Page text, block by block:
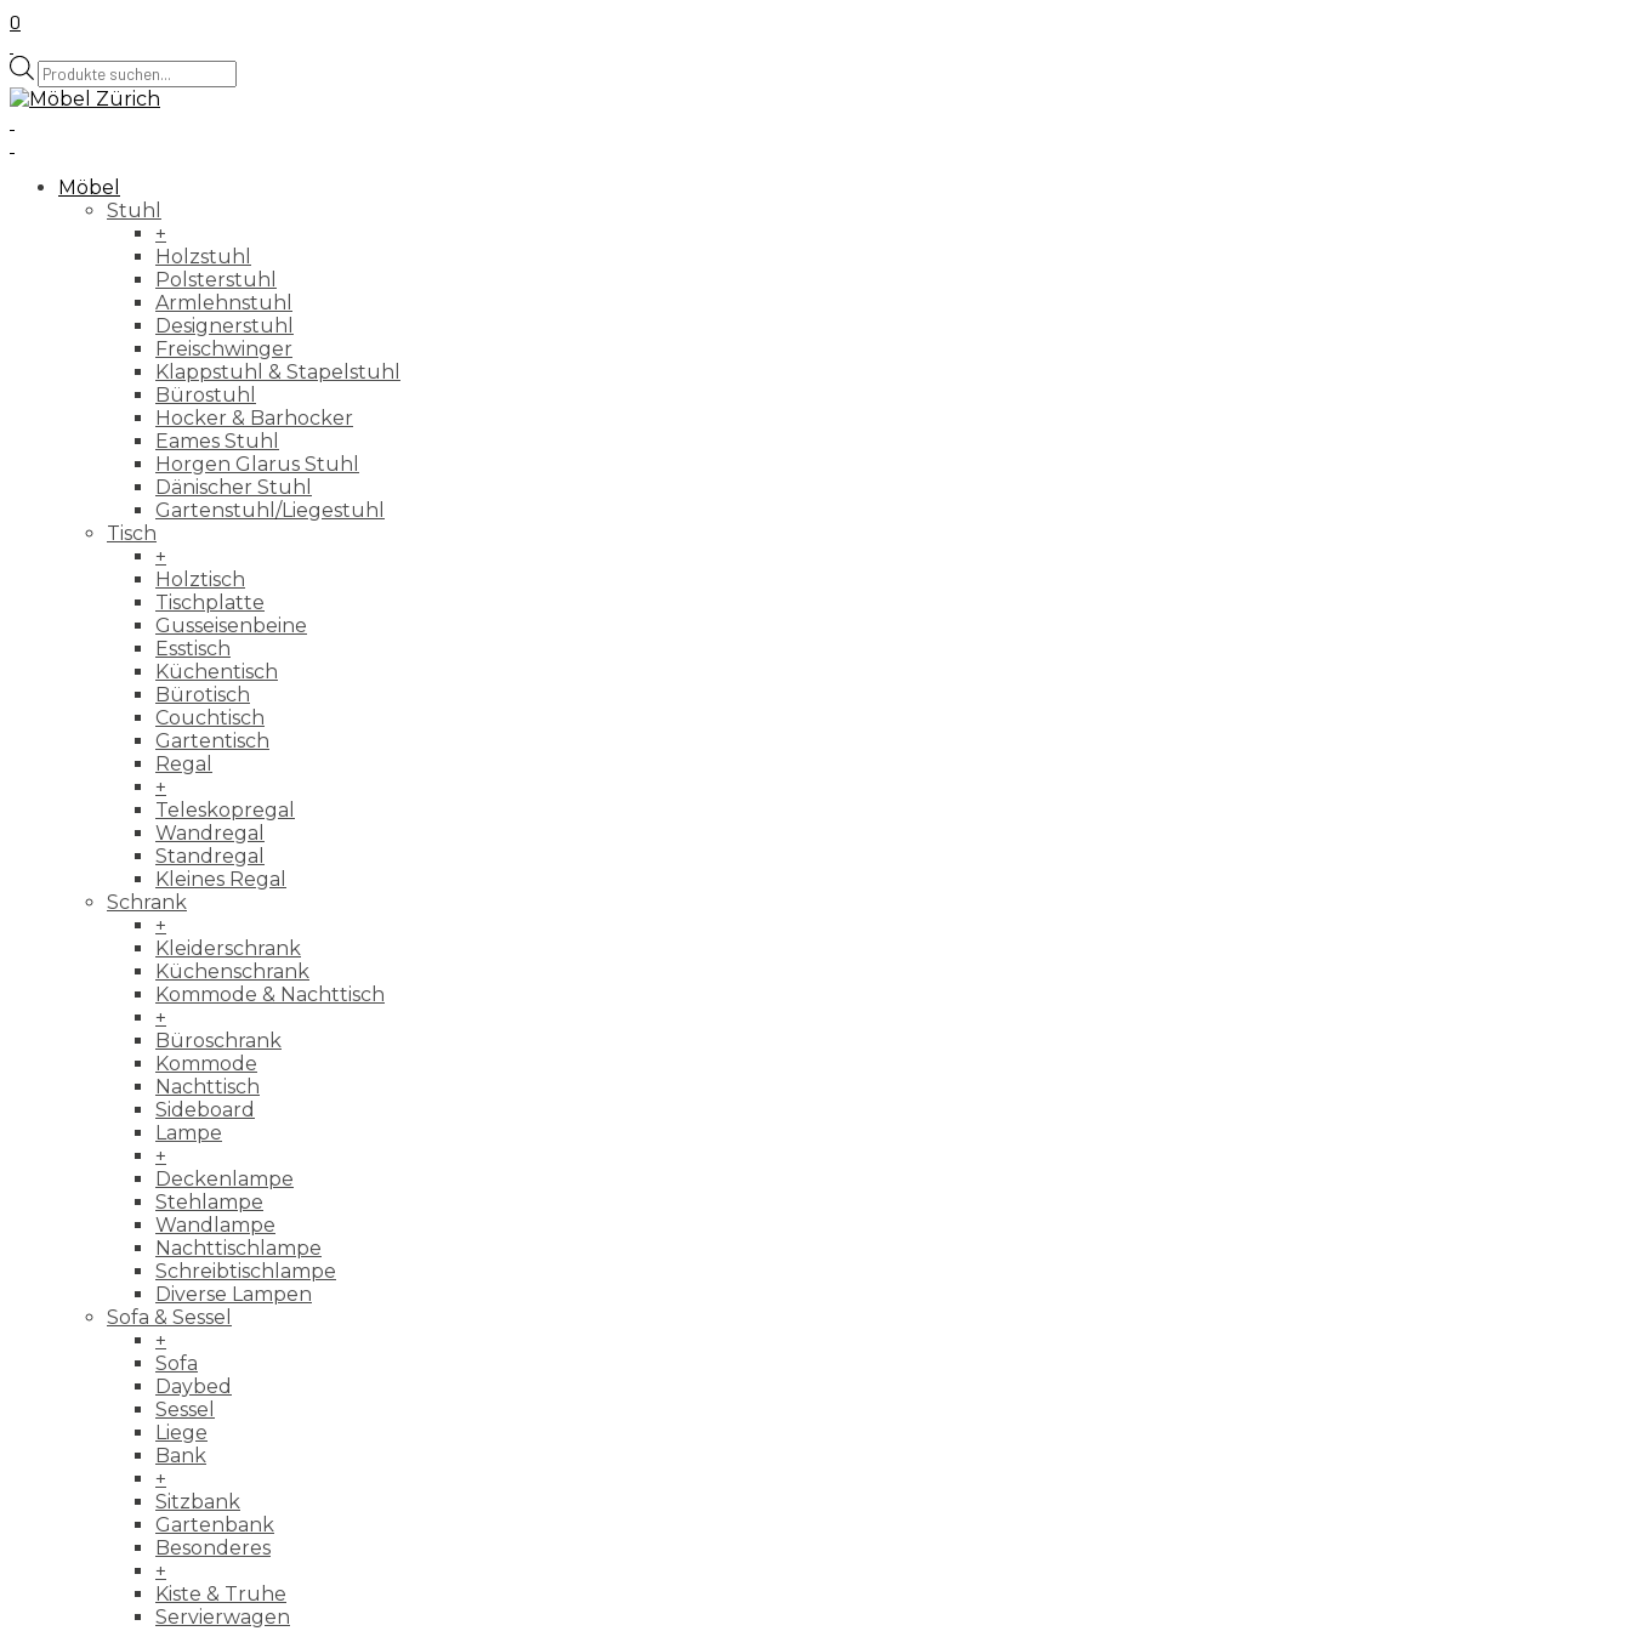
0
Products
search
Möbel
Stuhl
+
Holzstuhl
Polsterstuhl
Armlehnstuhl
Designerstuhl
Freischwinger
Klappstuhl & Stapelstuhl
Bürostuhl
Hocker & Barhocker
Eames Stuhl
Horgen Glarus Stuhl
Dänischer Stuhl
Gartenstuhl/Liegestuhl
Tisch
+
Holztisch
Tischplatte
Gusseisenbeine
Esstisch
Küchentisch
Bürotisch
Couchtisch
Gartentisch
Regal
+
Teleskopregal
Wandregal
Standregal
Kleines Regal
Schrank
+
Kleiderschrank
Küchenschrank
Kommode & Nachttisch
+
Büroschrank
Kommode
Nachttisch
Sideboard
Lampe
+
Deckenlampe
Stehlampe
Wandlampe
Nachttischlampe
Schreibtischlampe
Diverse Lampen
Sofa & Sessel
+
Sofa
Daybed
Sessel
Liege
Bank
+
Sitzbank
Gartenbank
Besonderes
+
Kiste & Truhe
Servierwagen